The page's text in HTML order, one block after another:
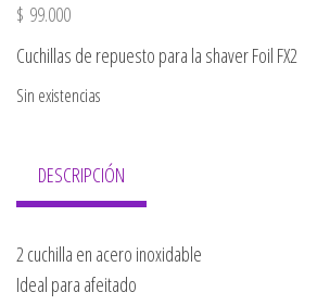
$ 99.000
Cuchillas de repuesto para la shaver Foil FX2
Sin existencias
DESCRIPCIÓN
2 cuchilla en acero inoxidable
Ideal para afeitado